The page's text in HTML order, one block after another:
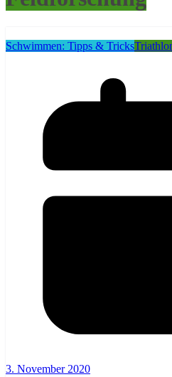
Schwimmen: Tipps & Tricks
3. November 2020